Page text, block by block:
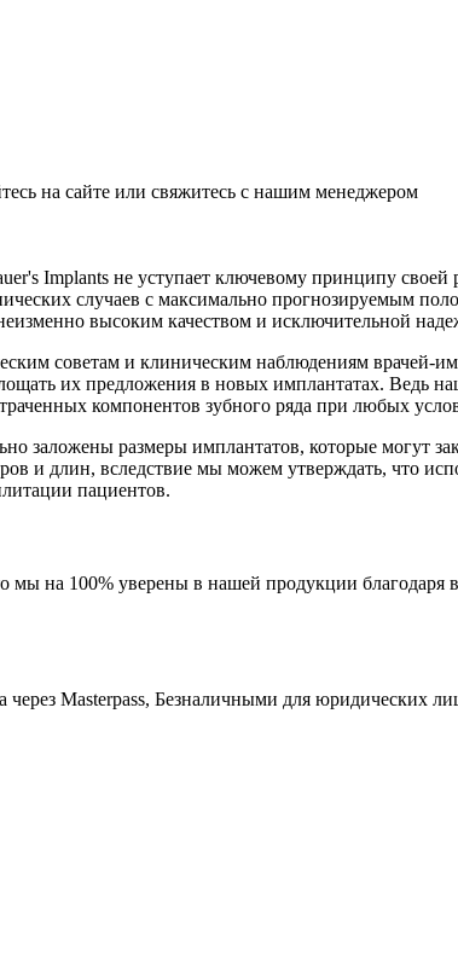
на сайте или свяжитесь с нашим менеджером
Implants не уступает ключевому принципу
случаев с максимально прогнозируемым
высоким качеством и исключительной
советам и клиническим наблюдениям врачей-
их предложения в новых имплантатах. Ведь
компонентов зубного ряда при любых
заложены размеры имплантатов, которые могут
и длин, вследствие мы можем утверждать, что
пациентов.
мы на 100% уверены в нашей продукции
через Masterpass, Безналичными для юридических